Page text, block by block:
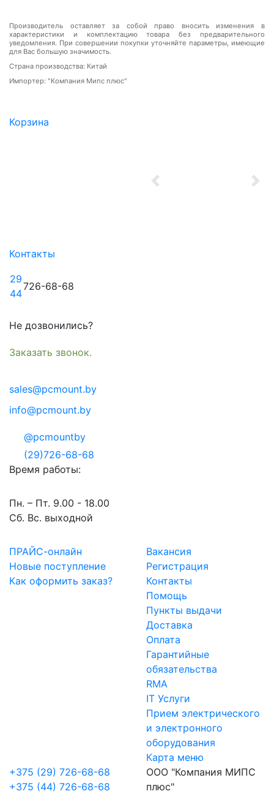
Корзина
Previous
Контакты
29
44
726-68-68
Не дозвонились?
Заказать звонок.
sales@pcmount.by
info@pcmount.by
@pcmountby
(29)726-68-68
Время работы:
Пн. – Пт. 9.00 - 18.00
Сб. Вс. выходной
Производитель оставляет за собой право вносить изменения в
характеристики и комплектацию товара без предварительного
уведомления. При совершении покупки уточняйте параметры, имеющие
для Вас большую значимость.
Страна производства: Китай
Импортер: "Компания Мипс плюс"
ПРАЙС-онлайн
Новые поступление
Как оформить заказ?
Вакансия
Регистрация
Контакты
Помощь
Пункты выдачи
Доставка
Оплата
Гарантийные
обязательства
RMA
IT Услуги
Прием электрического
и электронного
оборудования
Карта меню
+375 (29) 726-68-68
+375 (44) 726-68-68
ООО "Компания МИПС
плюс"